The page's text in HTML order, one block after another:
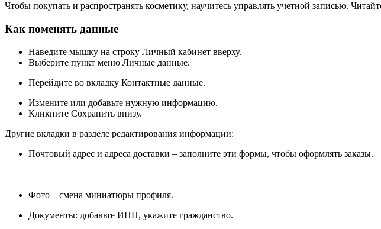
Чтобы покупать и распространять косметику, научитесь управлять учетной записью.
Как поменять данные
Наведите мышку на строку Личный кабинет вверху.
Выберите пункт меню Личные данные.
Перейдите во вкладку Контактные данные.
Измените или добавьте нужную информацию.
Кликните Cохранить внизу.
Другие вкладки в разделе редактирования информации:
Почтовый адрес и адреса доставки – заполните эти формы, чтобы оформлять заказы.
Фото – смена миниатюры профиля.
Документы: добавьте ИНН, укажите гражданство.